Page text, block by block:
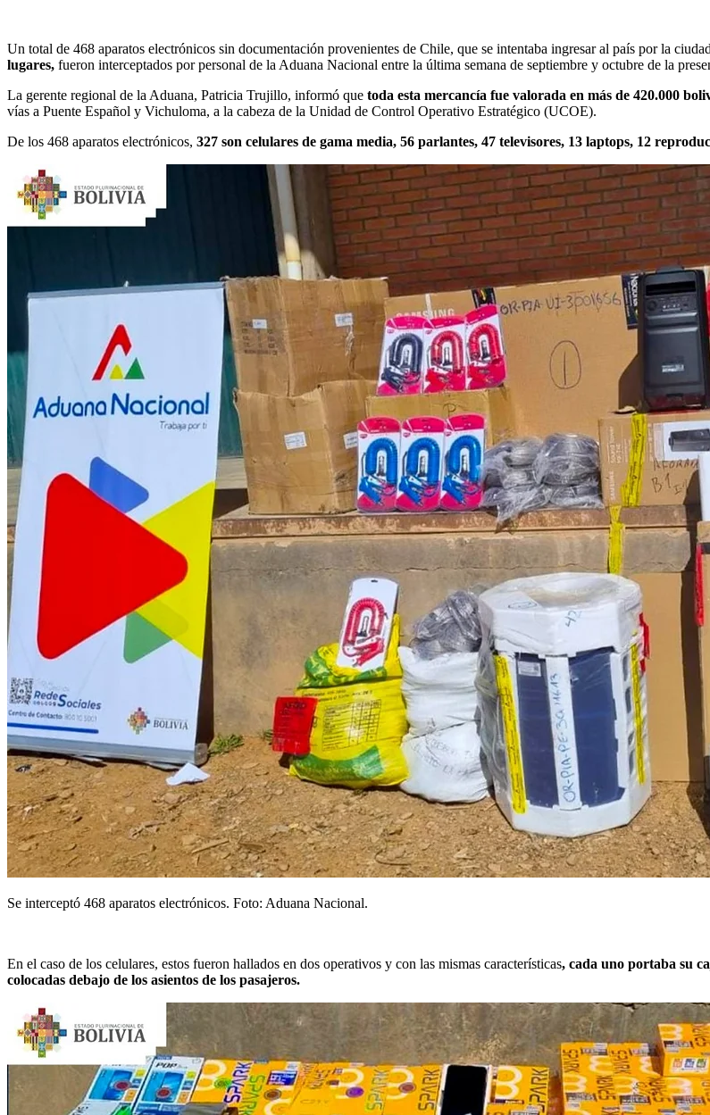
Un total de 468 aparatos electrónicos sin documentación provenientes de Chile, que se intentaba ingresar al país por la
lugares, fueron interceptados por personal de la Aduana Nacional entre la última semana de septiembre y octubre de la
La gerente regional de la Aduana, Patricia Trujillo, informó que toda esta mercancía fue valorada en más de 420.000
vías a Puente Español y Vichuloma, a la cabeza de la Unidad de Control Operativo Estratégico (UCOE).
De los 468 aparatos electrónicos, 327 son celulares de gama media, 56 parlantes, 47 televisores, 13 laptops, 12
Se interceptó 468 aparatos electrónicos. Foto: Aduana Nacional.
En el caso de los celulares, estos fueron hallados en dos operativos y con las mismas características, cada uno portaba su
colocadas debajo de los asientos de los pasajeros.